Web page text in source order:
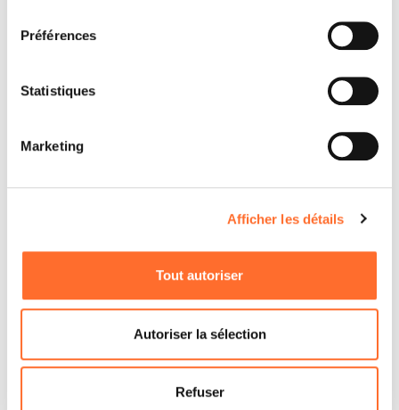
Préférences
Statistiques
Marketing
Afficher les détails
Tout autoriser
Autoriser la sélection
Refuser
Poêles à granules canalisables